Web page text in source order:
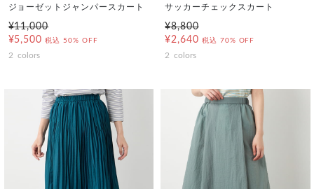
ジョーゼットジャンパースカート
¥11,000
¥5,500 税込 50% OFF
2 colors
サッカーチェックスカート
¥8,800
¥2,640 税込 70% OFF
2 colors